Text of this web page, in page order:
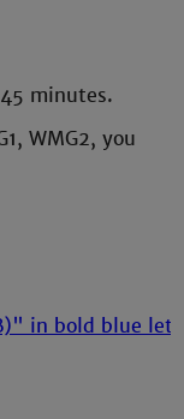
minutes.
WMG2, you